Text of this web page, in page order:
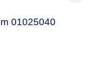
01025040